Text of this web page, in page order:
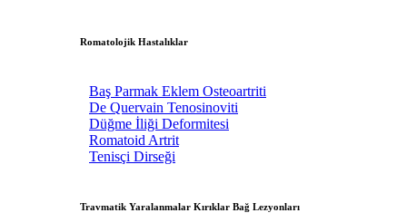
Romatolojik Hastalıklar
Baş Parmak Eklem Osteoartriti
De Quervain Tenosinoviti
Düğme İliği Deformitesi
Romatoid Artrit
Tenisçi Dirseği
Travmatik Yaralanmalar Kırıklar Bağ Lezyonları